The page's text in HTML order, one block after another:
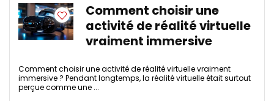
Comment choisir une
activité de réalité virtuelle
vraiment immersive
Comment choisir une activité de réalité virtuelle vraiment
immersive ? Pendant longtemps, la réalité virtuelle était surtout
perçue comme une ...